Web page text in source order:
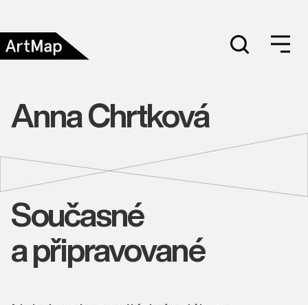
Anna Chrtková
Současné
a připravované